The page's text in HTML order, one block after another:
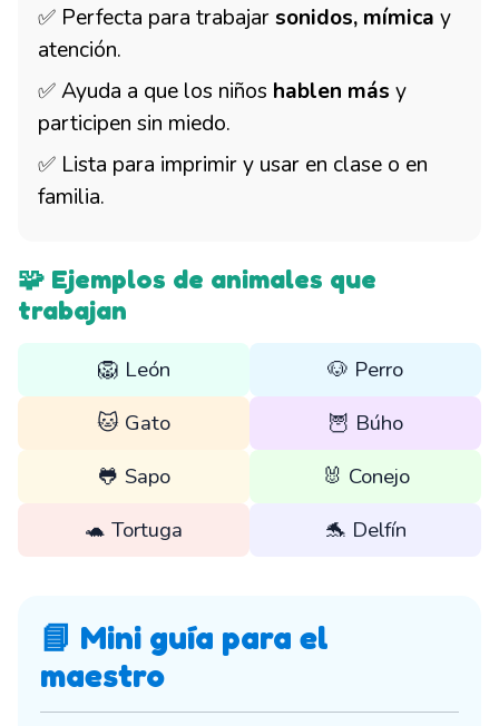
✅ Perfecta para trabajarsonidos, mímica y
atención.
✅ Ayuda a que los niños hablen más y
participen sin miedo.
✅ Lista para imprimir y usar en clase o en
familia.
🧩 Ejemplos de animales que
trabajan
🦁 León
🐶 Perro
🐱 Gato
🦉 Búho
🐸 Sapo
🐰 Conejo
🐢 Tortuga
🐬 Delfín
📘 Mini guía para el
maestro